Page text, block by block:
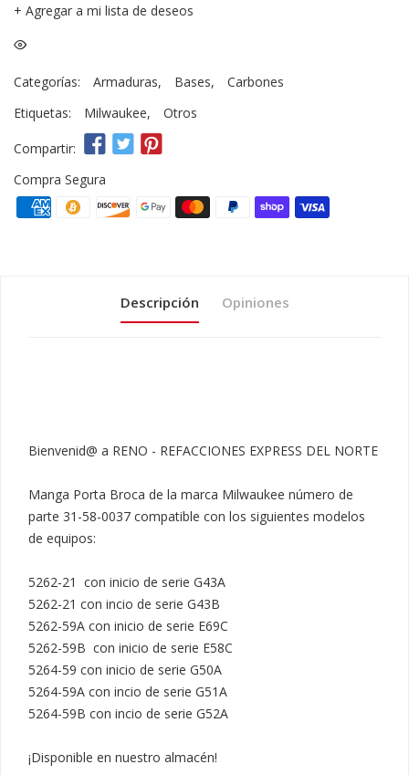
+ Agregar a mi lista de deseos
Categorías: Armaduras, Bases,
Carbones
Etiquetas:
Milwaukee, Otros
Compartir:
Compra Segura
Descripción Opiniones
Bienvenid@ a RENO - REFACCIONES EXPRESS DEL NORTE
Manga Porta Broca de la marca Milwaukee número de
parte 31-58-0037 compatible con los siguientes modelos
de equipos:
5262-21  con inicio de serie G43A
5262-21 con incio de serie G43B
5262-59A con inicio de serie E69C
5262-59B  con inicio de serie E58C
5264-59 con inicio de serie G50A
5264-59A con incio de serie G51A
5264-59B con incio de serie G52A
¡Disponible en nuestro almacén!